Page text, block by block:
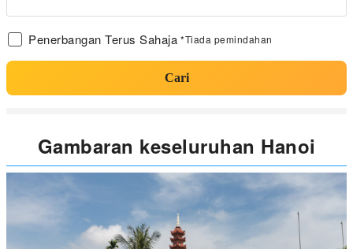
Penerbangan Terus Sahaja *Tiada pemindahan
Cari
Gambaran keseluruhan Hanoi